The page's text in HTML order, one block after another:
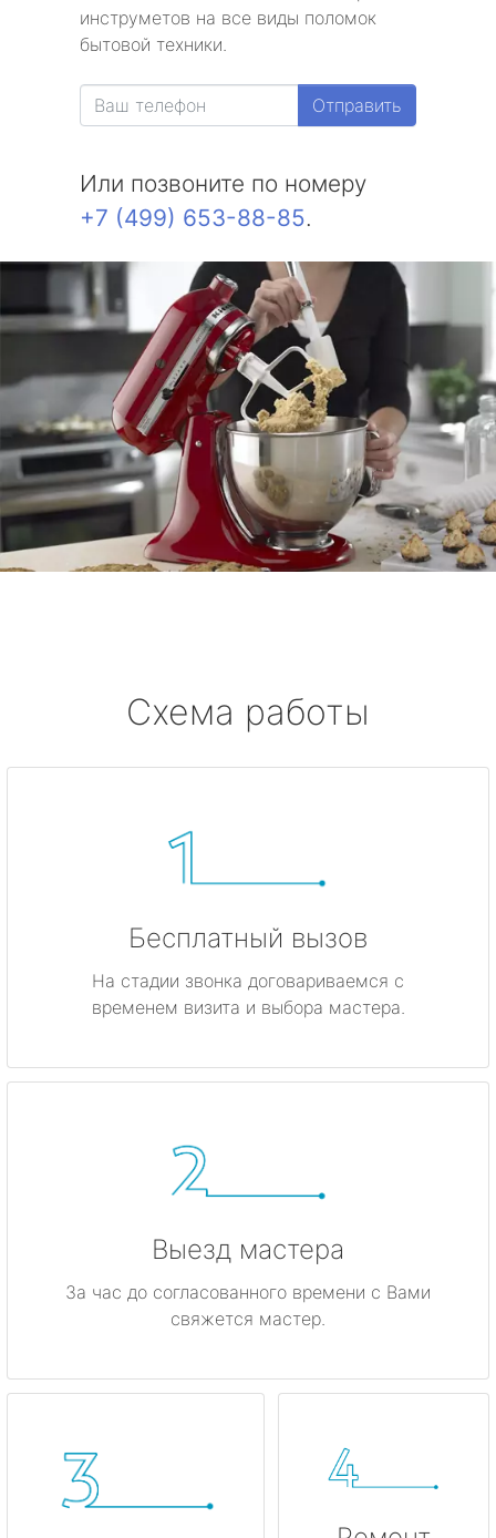
инструметов на все виды поломок
бытовой техники.
Отправить
Или позвоните по номеру
+7 (499) 653-88-85.
Схема работы
Бесплатный вызов
На стадии звонка договариваемся с
временем визита и выбора мастера.
Выезд мастера
За час до согласованного времени с Вами
свяжется мастер.